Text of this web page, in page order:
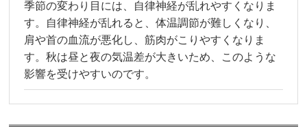
季節の変わり目には、自律神経が乱れやすくなりま
す。自律神経が乱れると、体温調節が難しくなり、
肩や首の血流が悪化し、筋肉がこりやすくなりま
す。秋は昼と夜の気温差が大きいため、このような
影響を受けやすいのです。